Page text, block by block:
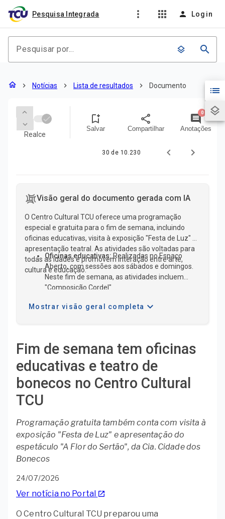
Pesquisa Integrada more_vert apps person Login
layers search
list
layers
Documento
home chevron_right Notícias chevron_right Lista de resultados chevron_right Documento
keyboard_arrow_up
keyboard_arrow_down
Realce
bookmark_add
Salvar
share
Compartilhar
comment0
Anotações
30 de 10.230
Visão geral do documento gerada com IA
O Centro Cultural TCU oferece uma programação
especial e gratuita para o fim de semana, incluindo
oficinas educativas, visita à exposição "Festa de Luz" e
apresentação teatral. As atividades são voltadas para
todas as idades e promovem interação entre arte,
cultura e educação.
Oficinas educativas: Realizadas no Espaço
Aberto, com sessões aos sábados e domingos.
Neste fim de semana, as atividades incluem
"Composição Cordel" ...
Mostrar visão geral completa expand_more
Fim de semana tem oficinas
educativas e teatro de
bonecos no Centro Cultural
TCU
Programação gratuita também conta com visita à
exposição "Festa de Luz" e apresentação do
espetáculo "A Flor do Sertão", da Cia. Cidade dos
Bonecos
24/07/2026
Ver notícia no Portal launch
O Centro Cultural TCU preparou uma